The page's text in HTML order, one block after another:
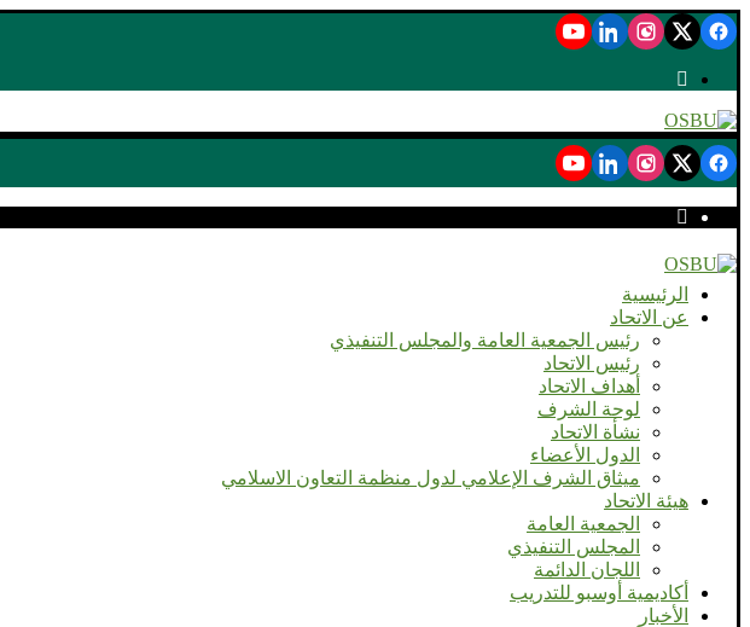
الرئيسية
عن الاتحاد
رئيس الجمعية العامة والمجلس التنفيذي
رئيس الاتحاد
أهداف الاتحاد
لوحة الشرف
نشأة الاتحاد
الدول الأعضاء
ميثاق الشرف الإعلامي لدول منظمة التعاون الاسلامي
هيئة الاتحاد
الجمعية العامة
المجلس التنفيذي
اللجان الدائمة
أكاديمية أوسبو للتدريب
الأخبار